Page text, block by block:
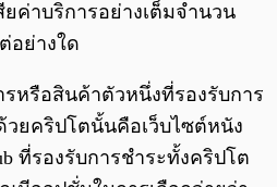
ยค่าบริการอย่างเต็มจำนวน
อย่างใด
หรือสินค้าตัวหนึ่งที่รองรับการ
ยคริปโตนั้นคือเว็บไซต์หนัง
ที่รองรับการชำระทั้งคริปโต